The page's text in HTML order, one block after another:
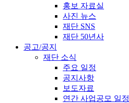
홍보 자료실
사진 뉴스
재단 SNS
재단 50년사
공고/공지
재단 소식
주요 일정
공지사항
보도자료
연간 사업공모 일정